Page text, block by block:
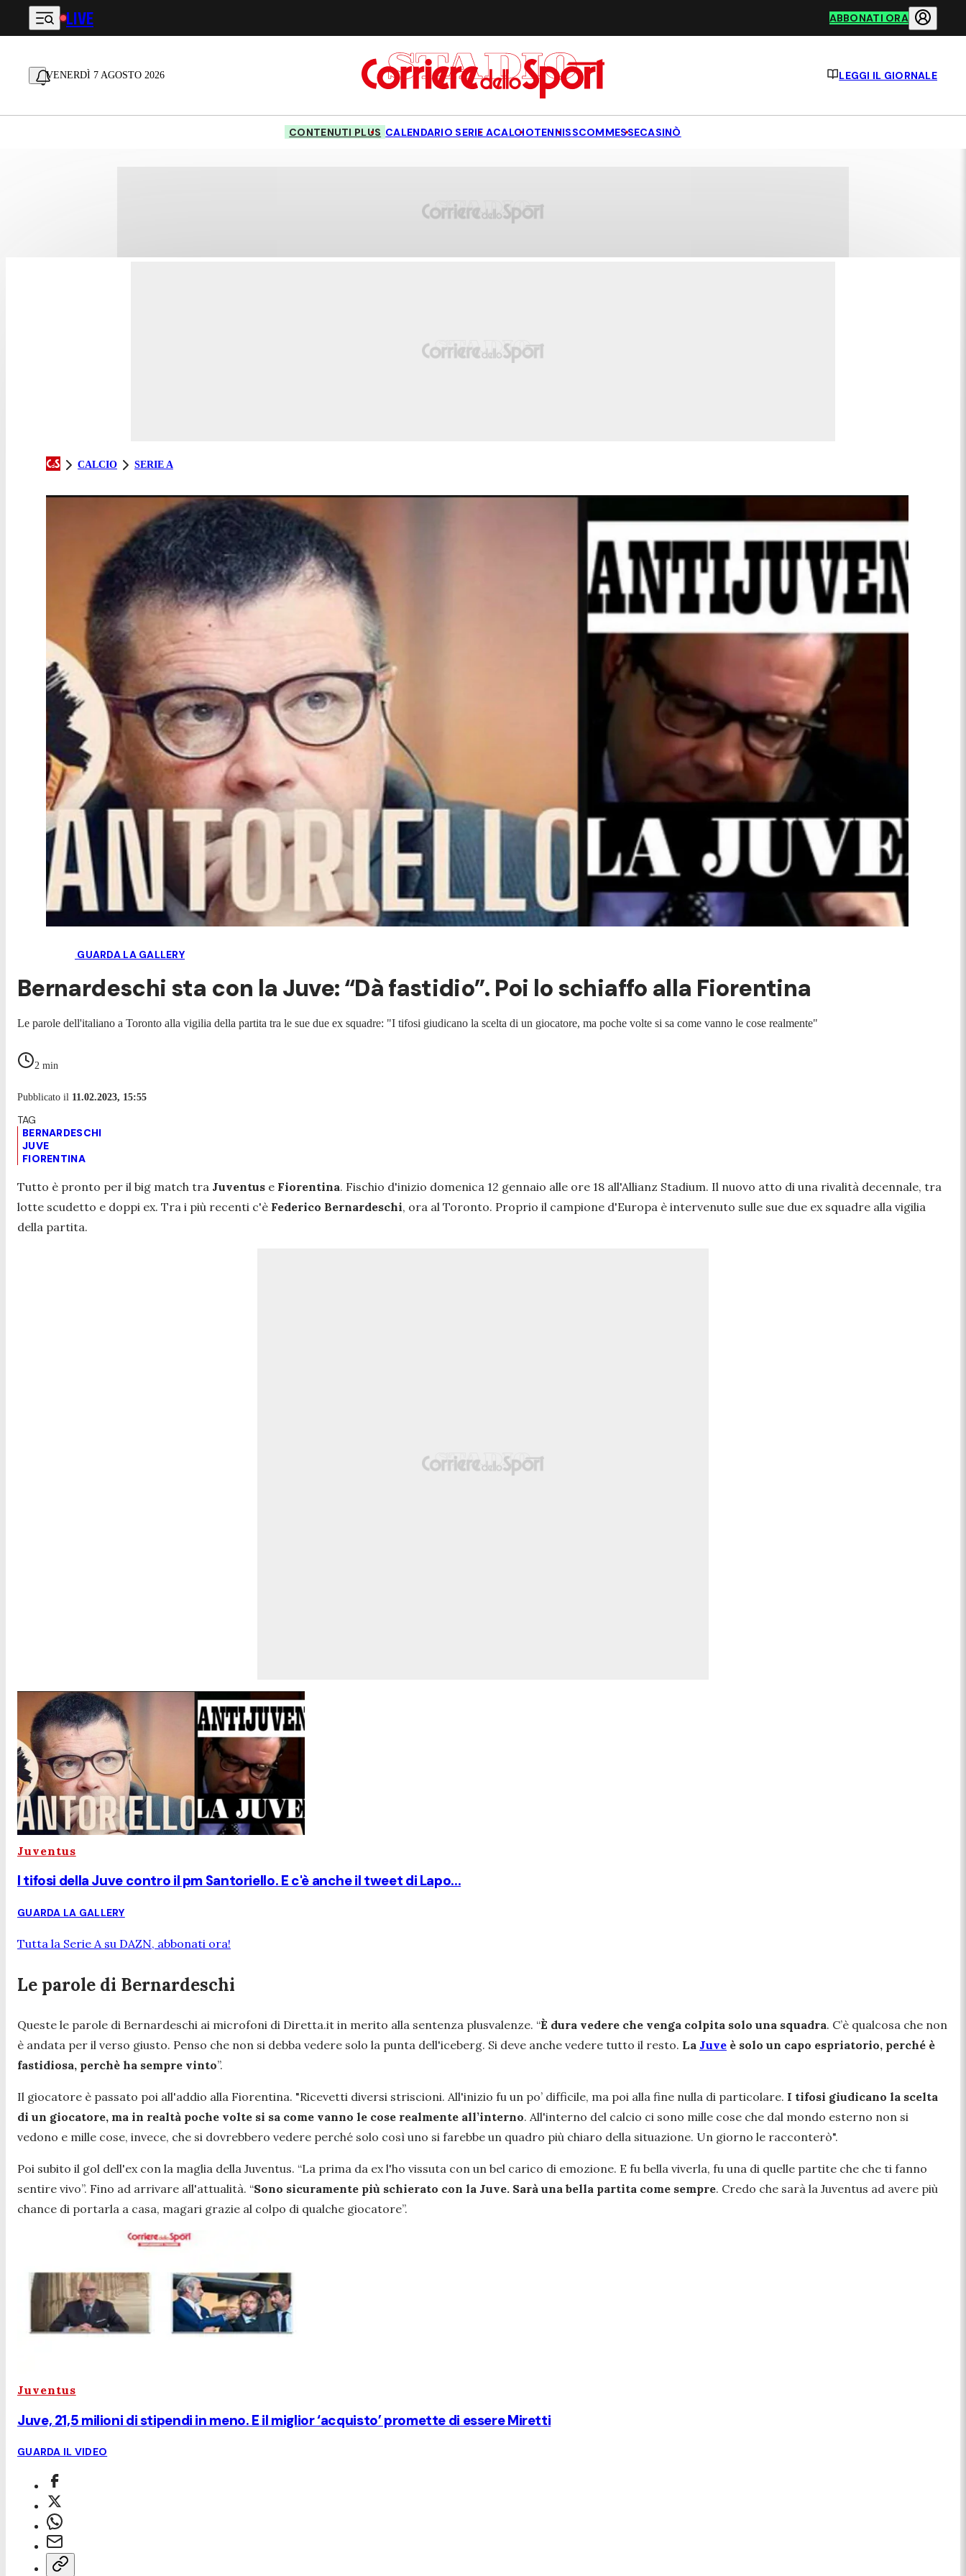
Vai al contenuto principale
LIVE ABBONATI ORA
VENERDÌ 7 AGOSTO 2026 LEGGI IL GIORNALE
CONTENUTI PLUS CALENDARIO SERIE ACALCIOTENNISSCOMMESSECASINÒ
CALCIO SERIE A
GUARDA LA GALLERY
Bernardeschi sta con la Juve: “Dà fastidio”. Poi lo schiaffo alla Fiorentina
Le parole dell'italiano a Toronto alla vigilia della partita tra le sue due ex squadre: "I tifosi giudicano la scelta di un giocatore, ma poche volte si sa come vanno le cose realmente"
2 min
Pubblicato il 11.02.2023, 15:55
BERNARDESCHI
JUVE
FIORENTINA
Tutto è pronto per il big match tra Juventus e Fiorentina. Fischio d'inizio domenica 12 gennaio alle ore 18 all'Allianz Stadium. Il nuovo atto di una rivalità decennale, tra
lotte scudetto e doppi ex. Tra i più recenti c'è Federico Bernardeschi, ora al Toronto. Proprio il campione d'Europa è intervenuto sulle sue due ex squadre alla vigilia
della partita.
Juventus
I tifosi della Juve contro il pm Santoriello. E c'è anche il tweet di Lapo...
GUARDA LA GALLERY
Tutta la Serie A su DAZN, abbonati ora!
Le parole di Bernardeschi
Queste le parole di Bernardeschi ai microfoni di Diretta.it in merito alla sentenza plusvalenze. “È dura vedere che venga colpita solo una squadra. C’è qualcosa che non
è andata per il verso giusto. Penso che non si debba vedere solo la punta dell'iceberg. Si deve anche vedere tutto il resto. La Juve è solo un capo espriatorio, perché è
fastidiosa, perchè ha sempre vinto”.
Il giocatore è passato poi all'addio alla Fiorentina. "Ricevetti diversi striscioni. All'inizio fu un po’ difficile, ma poi alla fine nulla di particolare. I tifosi giudicano la scelta
di un giocatore, ma in realtà poche volte si sa come vanno le cose realmente all’interno. All'interno del calcio ci sono mille cose che dal mondo esterno non si
vedono e mille cose, invece, che si dovrebbero vedere perché solo così uno si farebbe un quadro più chiaro della situazione. Un giorno le racconterò".
Poi subito il gol dell'ex con la maglia della Juventus. “La prima da ex l'ho vissuta con un bel carico di emozione. E fu bella viverla, fu una di quelle partite che che ti fanno
sentire vivo”. Fino ad arrivare all'attualità. “Sono sicuramente più schierato con la Juve. Sarà una bella partita come sempre. Credo che sarà la Juventus ad avere più
chance di portarla a casa, magari grazie al colpo di qualche giocatore”.
Juventus
Juve, 21,5 milioni di stipendi in meno. E il miglior ‘acquisto’ promette di essere Miretti
GUARDA IL VIDEO